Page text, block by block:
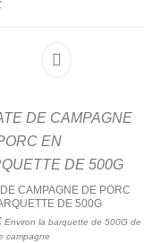
DE CAMPAGNE DE PORC
DE 500G
Environ la barquette de 500G de
campagne